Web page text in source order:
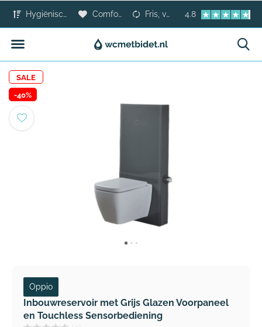
Hygiënischer dan toiletpapier Comfort voor iedereen Fris, veilig en modern 4.8
SALE
-40%
Oppio
Inbouwreservoir met Grijs Glazen Voorpaneel
en Touchless Sensorbediening